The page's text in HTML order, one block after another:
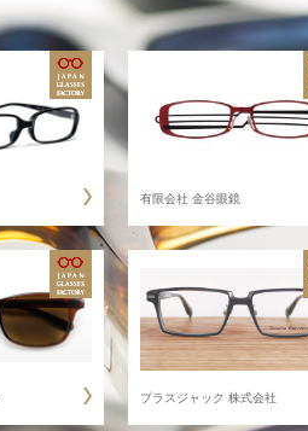
有限会社 金谷眼鏡
プラスジャック 株式会社